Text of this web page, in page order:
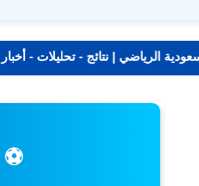
على ملتقى السعودية الرياضي |